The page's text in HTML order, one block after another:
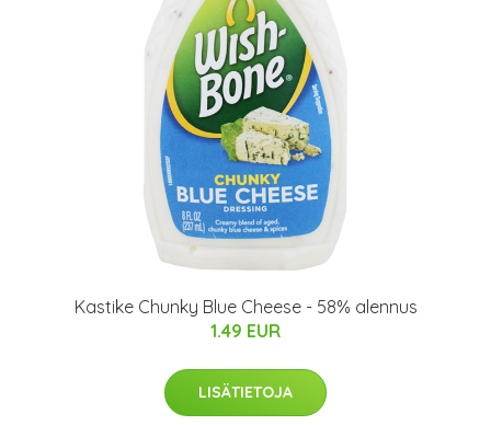
Kastike Chunky Blue Cheese - 58% alennus
1.49 EUR
LISÄTIETOJA